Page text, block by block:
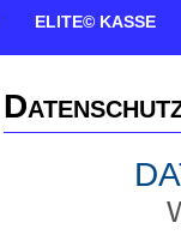
ELITE© KASSE